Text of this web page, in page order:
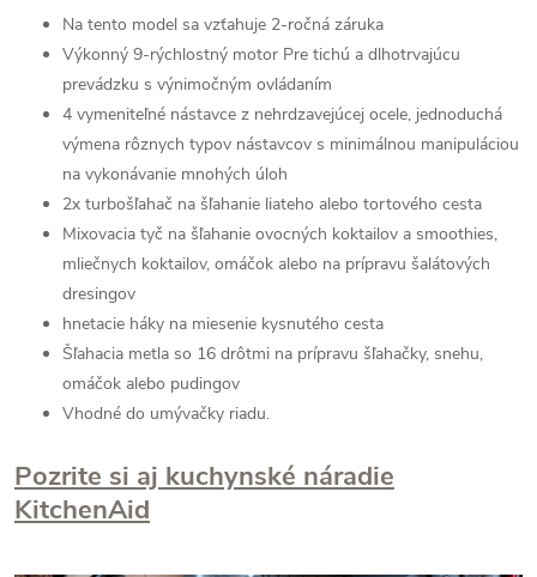
Na tento model sa vzťahuje 2-ročná záruka
Výkonný 9-rýchlostný motor Pre tichú a dlhotrvajúcu
prevádzku s výnimočným ovládaním
4 vymeniteľné nástavce z nehrdzavejúcej ocele, jednoduchá
výmena rôznych typov nástavcov s minimálnou manipuláciou
na vykonávanie mnohých úloh
2x turbošľahač na šľahanie liateho alebo tortového cesta
Mixovacia tyč na šľahanie ovocných koktailov a smoothies,
mliečnych koktailov, omáčok alebo na prípravu šalátových
dresingov
hnetacie háky na miesenie kysnutého cesta
Šľahacia metla so 16 drôtmi na prípravu šľahačky, snehu,
omáčok alebo pudingov
Vhodné do umývačky riadu.
Pozrite si aj kuchynské náradie
KitchenAid